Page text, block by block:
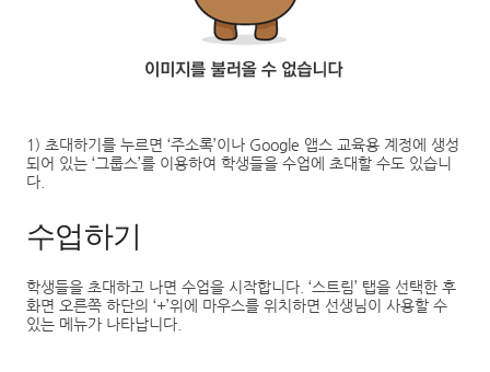
1) 초대하기를 누르면 ‘주소록’이나 Google 앱스 교육용 계정에 생성
되어 있는 ‘그룹스’를 이용하여 학생들을 수업에 초대할 수도 있습니
다.
수업하기
학생들을 초대하고 나면 수업을 시작합니다 ‘스트림’ 탭을 선택한 후
화면 오른쪽 하단의 ‘+’위에 마우스를 위치하면 선생님이 사용할 수
있는 메뉴가 나타납니다